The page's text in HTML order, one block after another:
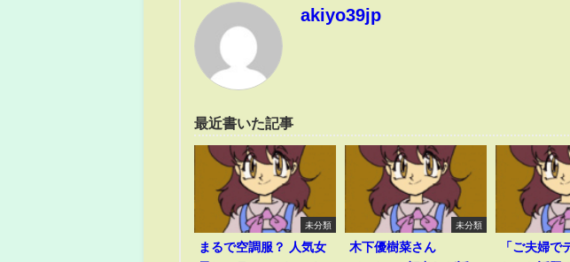
akiyo39jp
最近書いた記事
未分類
まるで空調服？ 人気女
未分類
木下優樹菜さん
「ご夫婦で